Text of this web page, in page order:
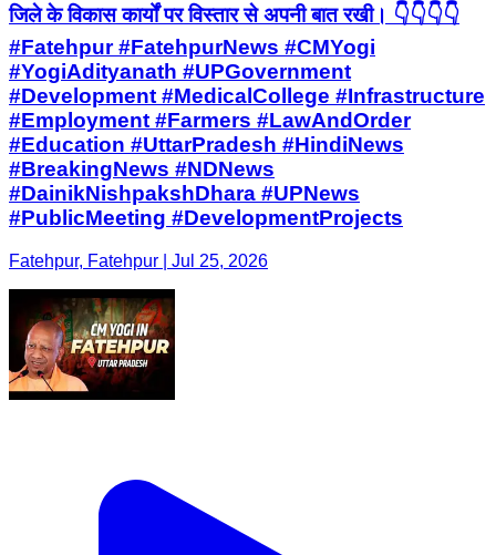
जिले के विकास कार्यों पर विस्तार से अपनी बात रखी। 👇👇👇👇
#Fatehpur #FatehpurNews #CMYogi
#YogiAdityanath #UPGovernment
#Development #MedicalCollege #Infrastructure
#Employment #Farmers #LawAndOrder
#Education #UttarPradesh #HindiNews
#BreakingNews #NDNews
#DainikNishpakshDhara #UPNews
#PublicMeeting #DevelopmentProjects
Fatehpur, Fatehpur | Jul 25, 2026